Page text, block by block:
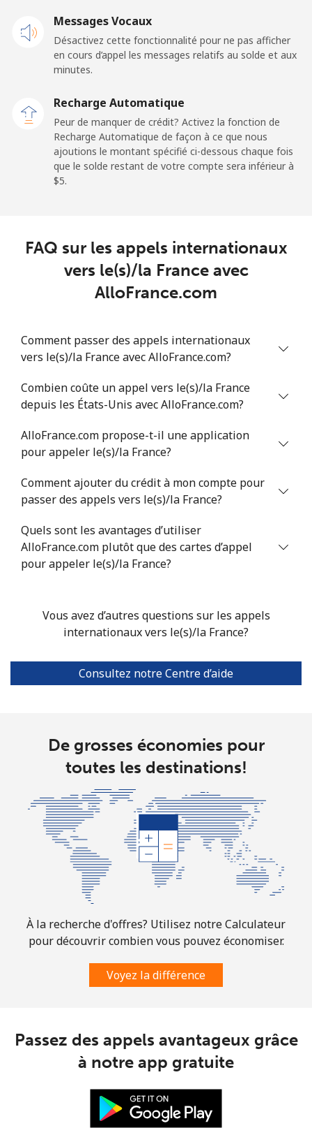
French Guiana
Ligne fixe ⁦4.9¢⁩
⁦30.9¢⁩ 16 min pour ⁦$5⁩ -
French Polynesia
Mobile ⁦33.9¢⁩ 14 min pour ⁦$5⁩ ⁦11¢⁩
Messages Vocaux
Désactivez cette fonctionnalité pour ne pas afficher
en cours d’appel les messages relatifs au solde et aux
minutes.
Recharge Automatique
Peur de manquer de crédit? Activez la fonction de
Recharge Automatique de façon à ce que nous
ajoutions le montant spécifié ci-dessous chaque fois
que le solde restant de votre compte sera inférieur à
⁦$5⁩.
FAQ sur les appels internationaux
vers le(s)/la France avec
AlloFrance.com
Comment passer des appels internationaux
vers le(s)/la France avec AlloFrance.com?
Combien coûte un appel vers le(s)/la France
depuis les États-Unis avec AlloFrance.com?
AlloFrance.com propose-t-il une application
pour appeler le(s)/la France?
Comment ajouter du crédit à mon compte pour
passer des appels vers le(s)/la France?
Quels sont les avantages d’utiliser
AlloFrance.com plutôt que des cartes d’appel
pour appeler le(s)/la France?
Vous avez d’autres questions sur les appels
internationaux vers le(s)/la France?
Consultez notre Centre d’aide
De grosses économies pour
toutes les destinations!
À la recherche d'offres? Utilisez notre Calculateur
pour découvrir combien vous pouvez économiser.
Voyez la différence
Passez des appels avantageux grâce
à notre app gratuite